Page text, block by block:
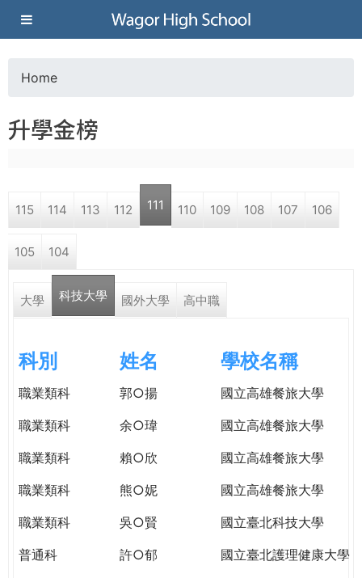
Jump to navigation
葳
格
高
學
格。
o
a
r
e
e
r
e
Home
升學金榜
115 114 113 112 111 110 109 108 107 106
105 104
大學 科技大學 國外大學 高中職
科別 姓名 學校名稱
職業類科 郭○揚
國立高雄餐旅大學
職業類科
余○瑋
國立高雄餐旅大學
職業類科
賴○欣
國立高雄餐旅大學
職業類科
熊○妮
國立高雄餐旅大學
職業類科
吳○賢
國立臺北科技大學
普通科
許○郁
國立臺北護理健康大學